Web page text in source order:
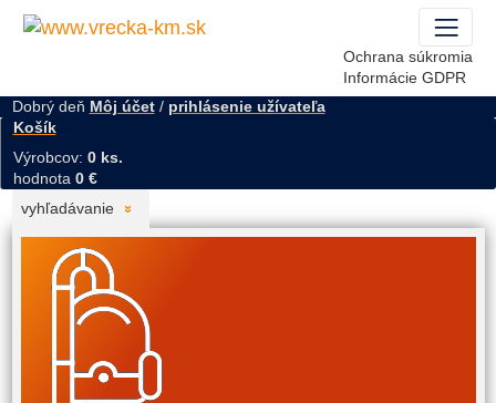
Ochrana súkromia
Informácie GDPR
Dobrý deň Môj účet/ prihlásenie užívateľa
Košík
Výrobcov: 0 ks.
hodnota 0 €
vyhľadávanie